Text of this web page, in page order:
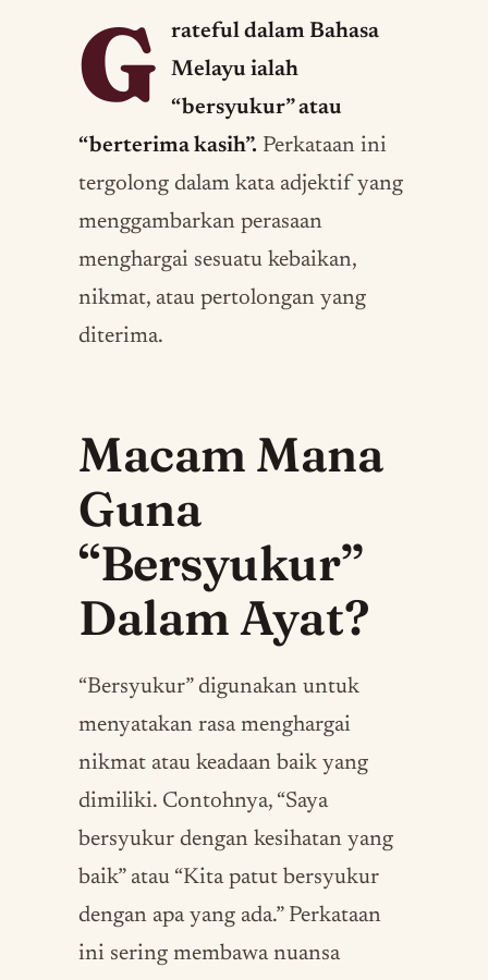
G
rateful dalam Bahasa
Melayu ialah
“bersyukur” atau
“berterima kasih”. Perkataan ini
tergolong dalam kata adjektif yang
menggambarkan perasaan
menghargai sesuatu kebaikan,
nikmat, atau pertolongan yang
diterima.
Macam Mana
Guna
“Bersyukur”
Dalam Ayat?
“Bersyukur” digunakan untuk
menyatakan rasa menghargai
nikmat atau keadaan baik yang
dimiliki. Contohnya, “Saya
bersyukur dengan kesihatan yang
baik” atau “Kita patut bersyukur
dengan apa yang ada.” Perkataan
ini sering membawa nuansa